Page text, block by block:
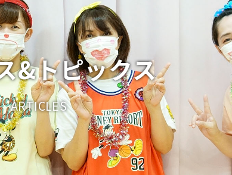
&トピックス
ARTICLES